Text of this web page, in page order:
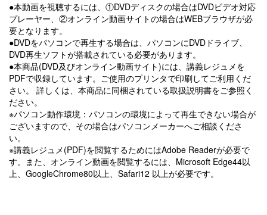
●本動画を視聴するには、①DVDディスクの場合はDVDビデオ対応
プレーヤー、②オンライン動画サイトの場合はWEBブラウザが必
要となります。
●DVDをパソコンで再生する場合は、パソコンにDVDドライブ、
DVD再生ソフトが搭載されている必要があります。
●本商品(DVD及びオンライン動画サイト)には、講義レジュメを
PDFで収録しています。ご使用のプリンタで印刷してご利用くだ
さい。 詳しくは、本商品に同梱されている取扱説明書をご参照く
ださい。
※パソコン動作環境：パソコンの環境によって再生できない場合が
ございますので、その場合はパソコンメーカーへご相談くださ
い。
※講義レジュメ(PDF)を閲覧するためにはAdobe Readerが必要で
す。また、オンライン動画を閲覧するには、Microsoft Edge44以
上、GoogleChrome80以上、Safari12 以上が必要です。